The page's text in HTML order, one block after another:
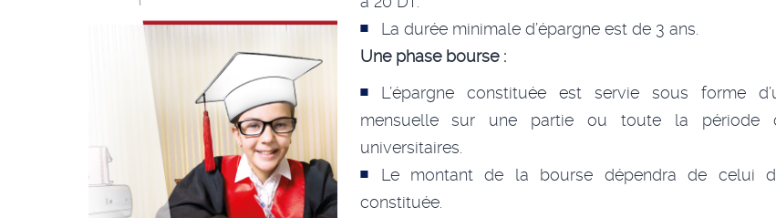
La durée minimale d’épargne est de 3 ans.
Une phase bourse :
L’épargne constituée est servie sous forme
mensuelle sur une partie ou toute la période
universitaires.
Le montant de la bourse dépendra de celui
constituée.